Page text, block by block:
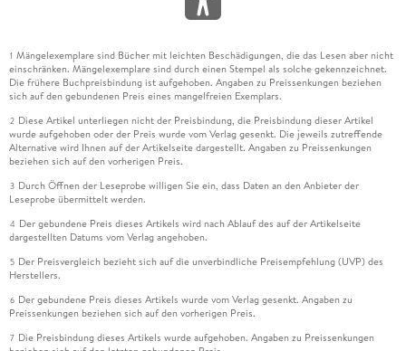
1 Mängelexemplare sind Bücher mit leichten Beschädigungen, die das Lesen aber nicht
einschränken. Mängelexemplare sind durch einen Stempel als solche gekennzeichnet.
Die frühere Buchpreisbindung ist aufgehoben. Angaben zu Preissenkungen beziehen
sich auf den gebundenen Preis eines mangelfreien Exemplars.
2 Diese Artikel unterliegen nicht der Preisbindung, die Preisbindung dieser Artikel
wurde aufgehoben oder der Preis wurde vom Verlag gesenkt. Die jeweils zutreffende
Alternative wird Ihnen auf der Artikelseite dargestellt. Angaben zu Preissenkungen
beziehen sich auf den vorherigen Preis.
3 Durch Öffnen der Leseprobe willigen Sie ein, dass Daten an den Anbieter der
Leseprobe übermittelt werden.
4 Der gebundene Preis dieses Artikels wird nach Ablauf des auf der Artikelseite
dargestellten Datums vom Verlag angehoben.
5 Der Preisvergleich bezieht sich auf die unverbindliche Preisempfehlung (UVP) des
Herstellers.
6 Der gebundene Preis dieses Artikels wurde vom Verlag gesenkt. Angaben zu
Preissenkungen beziehen sich auf den vorherigen Preis.
7 Die Preisbindung dieses Artikels wurde aufgehoben. Angaben zu Preissenkungen